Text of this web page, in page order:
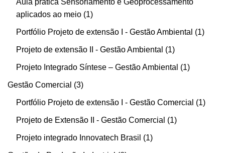
Aula prática Sensoriamento e Geoprocessamento
aplicados ao meio 1
Portfólio Projeto de extensão I - Gestão Ambiental 1
Projeto de extensão II - Gestão Ambiental 1
Projeto Integrado Síntese – Gestão Ambiental 1
Gestão Comercial 3
Portfólio Projeto de extensão I - Gestão Comercial 1
Projeto de Extensão II - Gestão Comercial 1
Projeto integrado Innovatech Brasil 1